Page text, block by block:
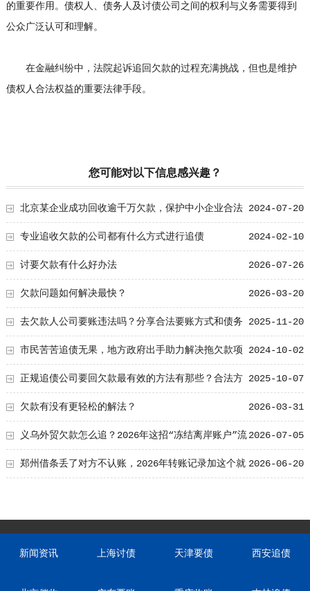
的重要作用。债权人、债务人及讨债公司之间的权利与义务需要得到
公众广泛认可和理解。
在金融纠纷中，法院起诉追回欠款的过程充满挑战，但也是维护
债权人合法权益的重要法律手段。
您可能对以下信息感兴趣？
2024-07-20
北京某企业成功回收逾千万欠款，保护中小企业合法
权益 2024-02-10
专业追收欠款的公司都有什么方式进行追债
2026-07-26
讨要欠款有什么好办法
2026-03-20
欠款问题如何解决最快？
2025-11-20
去欠款人公司要账违法吗？分享合法要账方式和债务
纠纷解决路径 2024-10-02
市民苦苦追债无果，地方政府出手助力解决拖欠款项
问题 2025-10-07
正规追债公司要回欠款最有效的方法有那些？合法方
法曝光！ 2026-03-31
欠款有没有更轻松的解法？
2026-07-05
义乌外贸欠款怎么追？2026年这招“冻结离岸账户”流
程，老外也怕 2026-06-20
郑州借条丢了对方不认账，2026年转账记录加这个就
新闻资讯 上海讨债 天津要债 西安追债